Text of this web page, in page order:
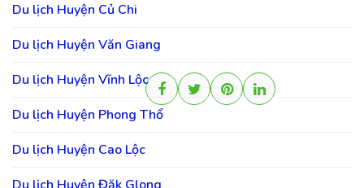
Du lịch Huyện Củ Chi
Du lịch Huyện Văn Giang
Du lịch Huyện Vĩnh Lộc
Du lịch Huyện Phong Thổ
Du lịch Huyện Cao Lộc